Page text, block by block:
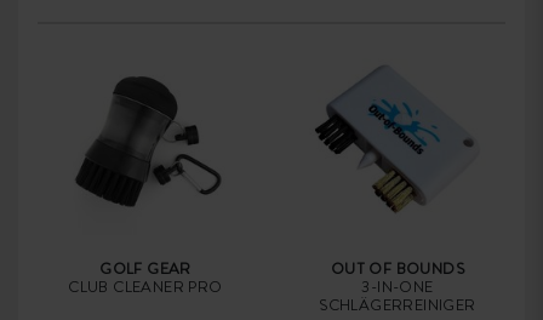
GOLF GEAR
CLUB CLEANER PRO
OUT OF BOUNDS
3-IN-ONE
SCHLÄGERREINIGER